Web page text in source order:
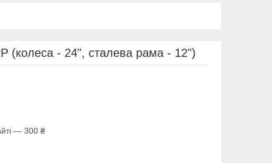
(колеса - 24", сталева рама - 12")
— 300 ₴